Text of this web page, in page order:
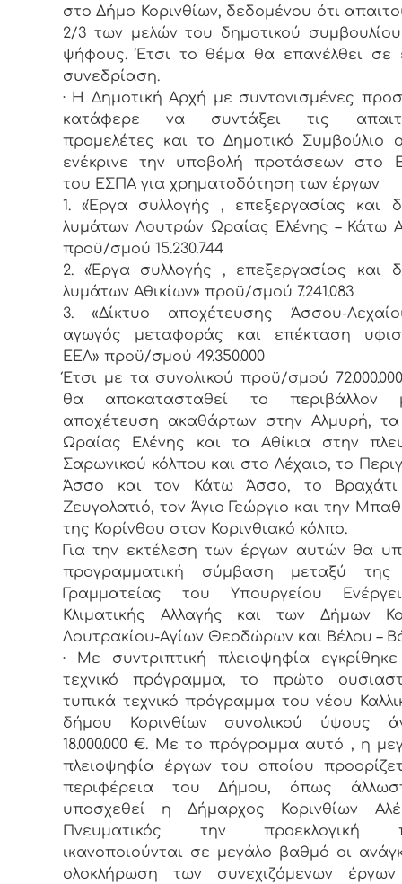
στο Δήμο Κορινθίων, δεδομένου ότι
2/3 των μελών του δημοτικού
ψήφους. Έτσι το θέμα θα επανέλθει σε
συνεδρίαση.
· Η Δημοτική Αρχή με συντονισμένες
κατάφερε να συντάξει τις
προμελέτες και το Δημοτικό Συμβούλιο
ενέκρινε την υποβολή προτάσεων στο
του ΕΣΠΑ για χρηματοδότηση των έργων
1. «Έργα συλλογής , επεξεργασίας και
λυμάτων Λουτρών Ωραίας Ελένης – Κάτω
προϋ/σμού 15.230.744
2. «Έργα συλλογής , επεξεργασίας και
λυμάτων Αθικίων» προϋ/σμού 7.241.083
3. «Δίκτυο αποχέτευσης Άσσου-
αγωγός μεταφοράς και επέκταση
ΕΕΛ» προϋ/σμού 49.350.000
Έτσι με τα συνολικού προϋ/σμού
θα αποκατασταθεί το περιβάλλον
αποχέτευση ακαθάρτων στην Αλμυρή,
Ωραίας Ελένης και τα Αθίκια στην
Σαρωνικού κόλπου και στο Λέχαιο, το
Άσσο και τον Κάτω Άσσο, το
Ζευγολατιό, τον Άγιο Γεώργιο και την
της Κορίνθου στον Κορινθιακό κόλπο.
Για την εκτέλεση των έργων αυτών θα
προγραμματική σύμβαση μεταξύ της
Γραμματείας του Υπουργείου
Κλιματικής Αλλαγής και των Δήμων
Λουτρακίου-Αγίων Θεοδώρων και Βέλου –
· Με συντριπτική πλειοψηφία
τεχνικό πρόγραμμα, το πρώτο
τυπικά τεχνικό πρόγραμμα του νέου
δήμου Κορινθίων συνολικού ύψους
18.000.000 €. Με το πρόγραμμα αυτό , η
πλειοψηφία έργων του οποίου
περιφέρεια του Δήμου, όπως
υποσχεθεί η Δήμαρχος Κορινθίων
Πνευματικός την προεκλογική
ικανοποιούνται σε μεγάλο βαθμό οι
ολοκλήρωση των συνεχιζόμενων